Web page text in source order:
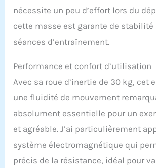
vélo elliptique
dispose d'un
pour un
traction avant,
facteur Q de 8
secteur en 230
COMPATIBLE
Bluetooth 4.0 et
l'application
Training. De
ceinture de
cardiaque HS-
nécessite un peu d’effort lors du
cette masse est garante de stabilité
séances d’entraînement.
Performance et confort d’utilisation
Avec sa roue d’inertie de 30 kg, cet
une fluidité de mouvement
absolument essentielle pour un
et agréable. J’ai particulièrement
système électromagnétique qui
précis de la résistance, idéal pour